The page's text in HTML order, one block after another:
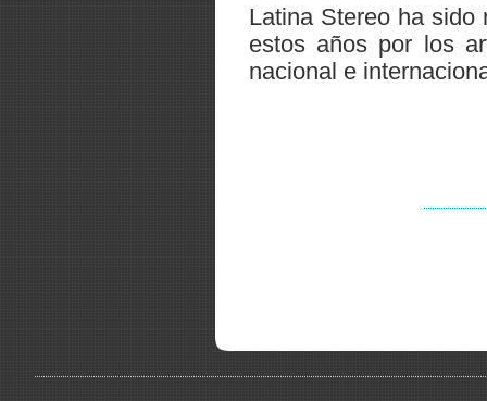
Latina Stereo ha sido
estos años por los
nacional e